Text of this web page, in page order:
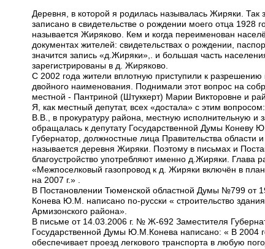
Деревня, в которой я родилась называлась Жиряки. Так
записано в свидетельстве о рождении моего отца 1928
называется Жиряково. Кем и когда переименован
документах жителей: свидетельствах о рождении,
значится запись «д.Жиряки»,. и большая часть
зарегистрированы в д. Жиряково.
С 2002 года жители вплотную приступили к
двойного наименования. Поднимали этот вопрос на
местной - Пантриной (Штуккерт) Марии Викторовне и
Я, как местный депутат, всех «достала» с этим
В.В., в прокуратуру района, местную исполнительную и
обращалась к депутату Государственной Думы Коневу
Губернатор, должностные лица Правительства
называется деревня Жиряки. Поэтому в письмах и
благоустройство употребляют именно д.Жиряки.
«Межпоселковый газопровод к д. Жиряки включён в
на 2007 г.» .
В Постановлении Тюменской областной Думы №799 от
Конева Ю.М. написано по-русски « строительство
Армизонского района».
В письме от 14.03.2006 г. № Ж-692 Заместителя
Государственной Думы Ю.М.Конева написано: « В 2004
обеспечивает проезд легкового транспорта в любую